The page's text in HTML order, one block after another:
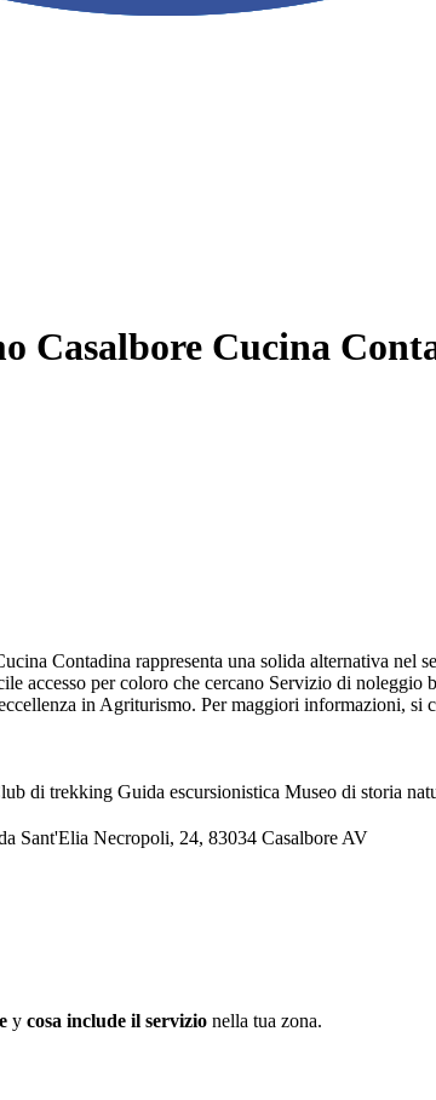
Casalbore Cucina
Contadina rappresenta una solida alternativa
accesso per coloro che cercano Servizio di
in Agriturismo. Per maggiori informazioni, si
di trekking Guida escursionistica Museo di storia
Sant'Elia Necropoli, 24, 83034 Casalbore AV
y cosa include il servizio nella tua zona.